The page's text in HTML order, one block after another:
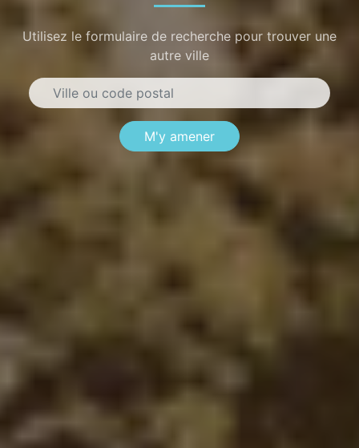
Utilisez le formulaire de recherche pour trouver une
autre ville
M'y amener